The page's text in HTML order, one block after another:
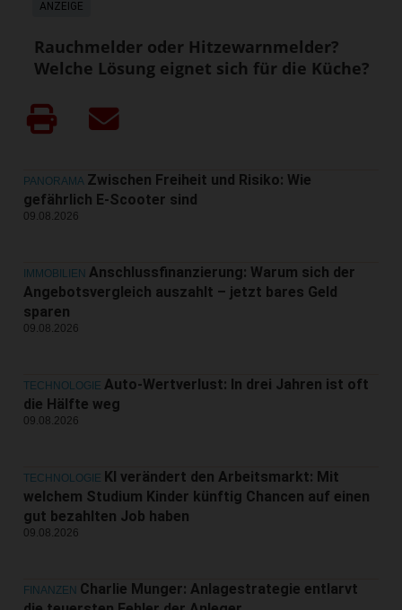
ANZEIGE
Rauchmelder oder Hitzewarnmelder?
Welche Lösung eignet sich für die Küche?
PANORAMA Zwischen Freiheit und Risiko: Wie
gefährlich E-Scooter sind
09.08.2026
IMMOBILIEN Anschlussfinanzierung: Warum sich der
Angebotsvergleich auszahlt – jetzt bares Geld
sparen
09.08.2026
TECHNOLOGIE Auto-Wertverlust: In drei Jahren ist oft
die Hälfte weg
09.08.2026
TECHNOLOGIE KI verändert den Arbeitsmarkt: Mit
welchem Studium Kinder künftig Chancen auf einen
gut bezahlten Job haben
09.08.2026
FINANZEN Charlie Munger: Anlagestrategie entlarvt